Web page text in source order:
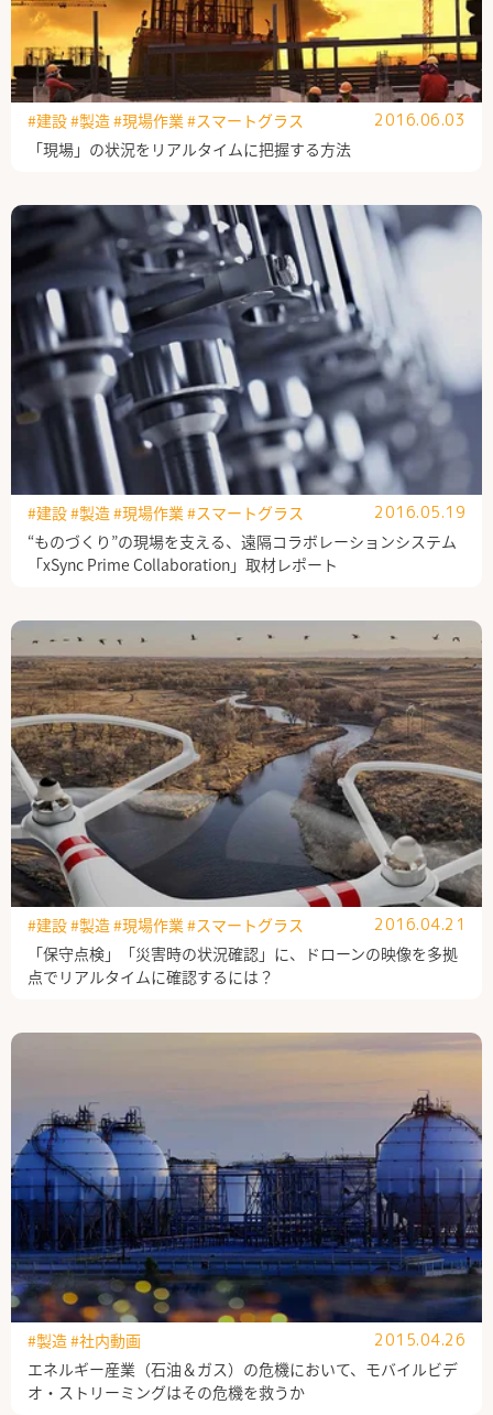
「現場」の状況をリアルタイムに把握する方法
#建設#製造#現場作業 #スマートグラス 2016.06.03
“ものづくり”の現場を支える、遠隔コラボレーションシステム
「xSync Prime Collaboration」取材レポート
#建設#製造#現場作業 #スマートグラス 2016.05.19
「保守点検」「災害時の状況確認」に、ドローンの映像を多拠
点でリアルタイムに確認するには？
#建設#製造#現場作業 #スマートグラス 2016.04.21
エネルギー産業（石油＆ガス）の危機において、モバイルビデ
オ・ストリーミングはその危機を救うか
#製造#社内動画 2015.04.26